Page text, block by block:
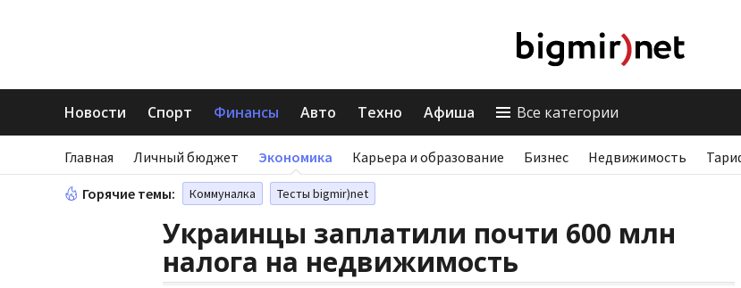
Новости Спорт Финансы Авто Техно Афиша Все категории
Главная Личный бюджет Экономика Карьера и образование Бизнес Недвижимость
Горячие темы: Коммуналка Тесты bigmir)net
Украинцы заплатили почти 600 млн
налога на недвижимость